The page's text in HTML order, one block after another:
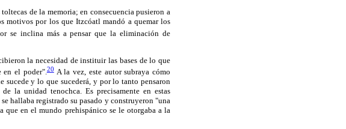
de la memoria; en consecuencia pusieron a
por los que Itzcóatl mandó a quemar los
se inclina más a pensar que la eliminación de
la necesidad de instituir las bases de lo que
en el poder".20A la vez, este autor subraya cómo
y lo que sucederá, y por lo tanto pensaron
la unidad tenochca. Es precisamente en estas
hallaba registrado su pasado y construyeron "una
en el mundo prehispánico se le otorgaba a la